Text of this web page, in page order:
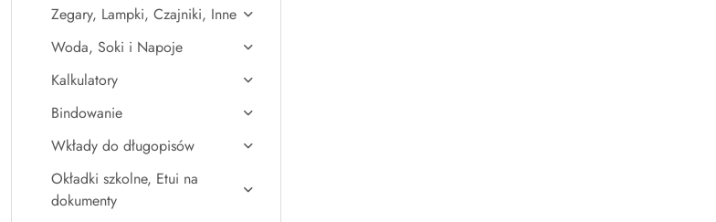
Zegary, Lampki, Czajniki, Inne
Woda, Soki i Napoje
Kalkulatory
Bindowanie
Wkłady do długopisów
Okładki szkolne, Etui na
dokumenty